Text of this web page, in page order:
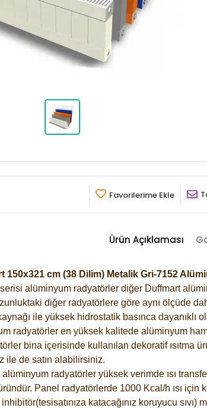
Favorilerime Ekle
Ürün Açıklaması
150x321 cm (38 Dilim) Metalik Gri-7152
alüminyum radyatörler diğer Duffmart
diğer radyatörlere göre aynı ölçüde
ile yüksek hidrostatik basınca
radyatörler en yüksek kalitede alüminyum
bina içerisinde kullanılan dekoratif ısıtma
ile de satın alabilirsiniz.
radyatörler yüksek verimde ısı
Panel radyatörlerde 1000 Kcal/h ısı
katacağınız koruyucu